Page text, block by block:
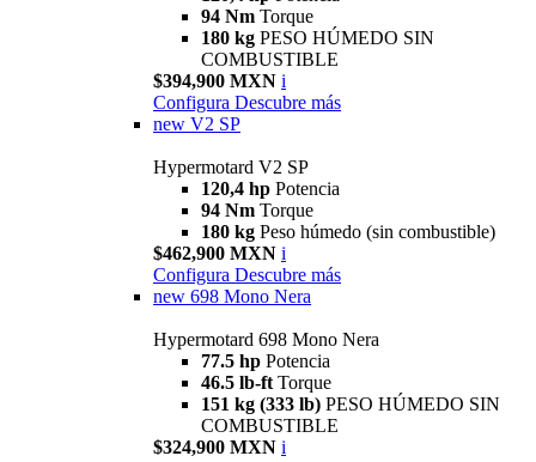
94 Nm Torque
180 kg PESO HÚMEDO SIN
COMBUSTIBLE
$394,900 MXN i
Configura Descubre más
new V2 SP
Hypermotard V2 SP
120,4 hp Potencia
94 Nm Torque
180 kg Peso húmedo (sin combustible)
$462,900 MXN i
Configura Descubre más
new 698 Mono Nera
Hypermotard 698 Mono Nera
77.5 hp Potencia
46.5 lb-ft Torque
151 kg (333 lb) PESO HÚMEDO SIN
COMBUSTIBLE
$324,900 MXN i